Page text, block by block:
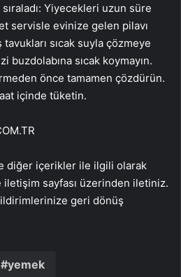
Yiyecekleri uzun süre
servisle evinize gelen pilavı
tavukları sıcak suyla çözmeye
buzdolabına sıcak koymayın.
önce tamamen çözdürün.
içinde tüketin.
diğer içerikler ile ilgili olarak
sayfası üzerinden iletiniz.
geri dönüş
yemek